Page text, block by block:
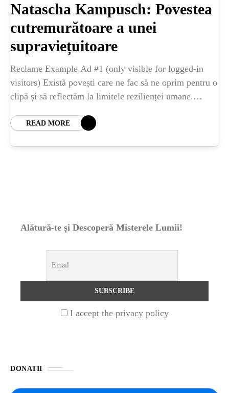
Natascha Kampusch: Povestea
cutremurătoare a unei
supraviețuitoare
Reclame Example Ad #1 (only visible for logged-in
visitors) Există povești care ne fac să ne oprim pentru o
clipă și să reflectăm la limitele rezilienței umane.
READ MORE
Alătură-te și Descoperă Misterele Lumii!
I accept the privacy policy
DONATII
ANIMALE
OAMENI
INSTALEAZ
APLICATIA
NATURĂ 1 year ago
Pământului: Mit sau Realitate?
2 years ago
Seriale turcesti:Top 5 cele mai bune seriale
poti debloca